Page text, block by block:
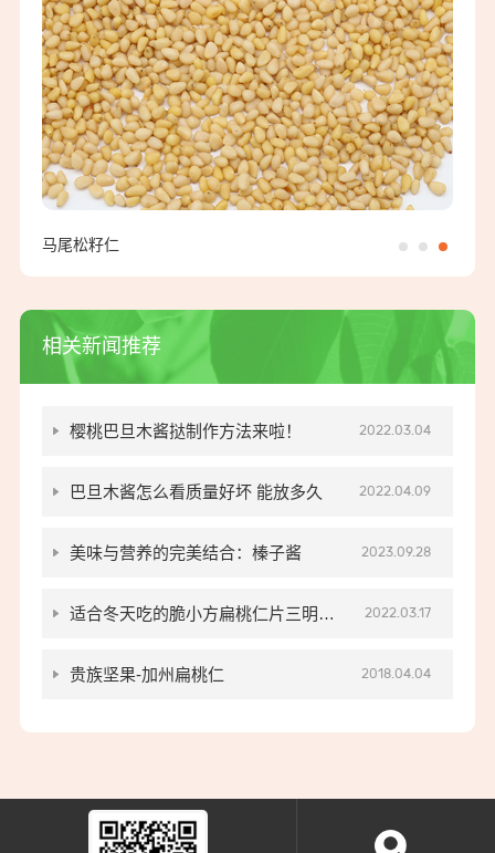
马尾松籽仁
相关新闻推荐
樱桃巴旦木酱挞制作方法来啦！ 2022.03.04
巴旦木酱怎么看质量好坏 能放多久 2022.04.09
美味与营养的完美结合：榛子酱 2023.09.28
适合冬天吃的脆小方扁桃仁片三明治,
教程来啦
2022.03.17
贵族坚果-加州扁桃仁 2018.04.04